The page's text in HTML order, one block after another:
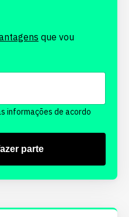
que vou
informações de acordo
parte